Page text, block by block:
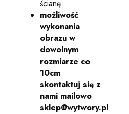
ścianę
możliwość
wykonania
obrazu w
dowolnym
rozmiarze co
10cm
skontaktuj się z
nami mailowo
sklep@wytwory.pl